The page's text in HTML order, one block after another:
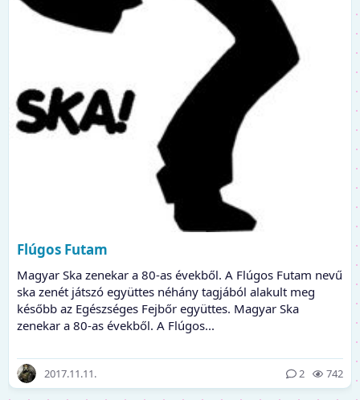
Flúgos Futam
Magyar Ska zenekar a 80-as évekből. A Flúgos Futam nevű
ska zenét játszó együttes néhány tagjából alakult meg
később az Egészséges Fejbőr együttes. Magyar Ska
zenekar a 80-as évekből. A Flúgos...
2017.11.11. 2 742